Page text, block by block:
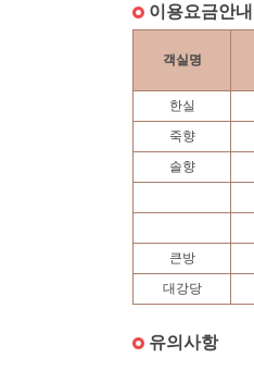
이용요금안내
객실명
한실
죽향
솔향
큰방
대강당
유의사항